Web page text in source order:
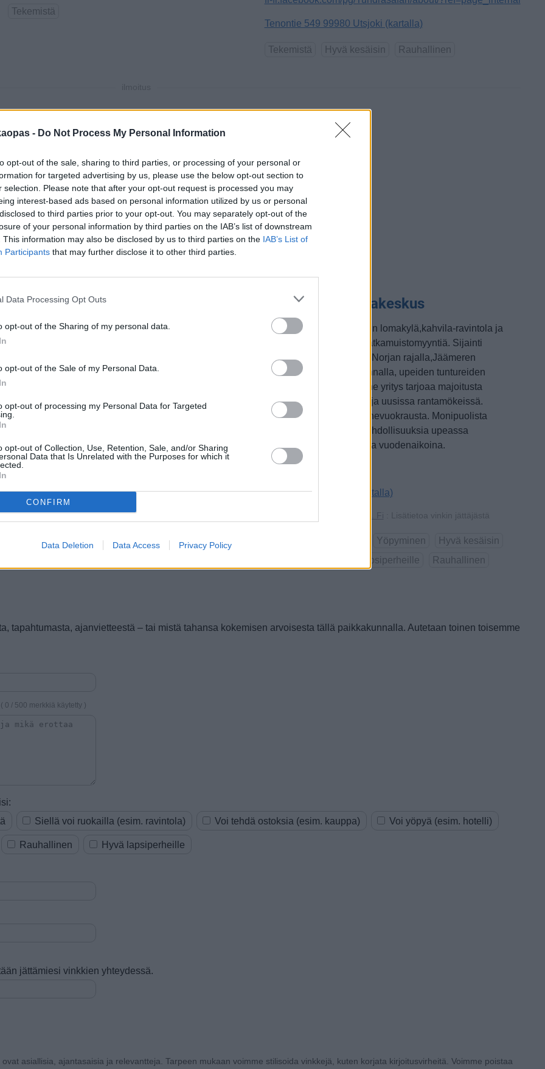
- Do Not Process My Personal Information
opt-out of the sale, sharing to third parties, or processing of your personal or
for targeted advertising by us, please use the below opt-out section to
selection. Please note that after your opt-out request is processed you may
interest-based ads based on personal information utilized by us or personal
to third parties prior to your opt-out. You may separately opt-out of the
of your personal information by third parties on the IAB’s list of downstream
This information may also be disclosed by us to third parties on the IAB’s List of
Participants that may further disclose it to other third parties.
Data Processing Opt Outs
opt-out of the Sharing of my personal data.
opt-out of the Sale of my Personal Data.
opt-out of processing my Personal Data for Targeted
opt-out of Collection, Use, Retention, Sale, and/or Sharing
Data that Is Unrelated with the Purposes for which it
CONFIRM
Data Deletion Data Access Privacy Policy
Tekemistä
Tenontie 549 99980 Utsjoki (kartalla)
Tekemistä Hyvä kesäisin Rauhallinen
Lomakylä Valle / Holiday Village Valle
Lomakylä Valle on saamelainen, perheomisteinen
korkean tason ravintola, sekä kotoisia mökkejä, joista
loistavat ulkoilumahdollisuudet, lähellä on Paistunturin ja
Kaldoaivin erämaa-alueet ja Norja näkyy vastarannalla
aktiviteetteja sekä vuokravälineitä ympäri vuoden.
www.holidayvillagevalle.fi
Ellintie 25, 99980 Utsjoki (kartalla)
Rauhallinen
Nuorgamin Lomakeskus
Suomen ja EU:n pohjoisin lomakylä,kahvila-ravintola ja
karavaani-alue, myös matkamuistomyyntiä. Sijainti
Nuorgamin kylällä,aivan Norjan rajalla,Jäämeren
kainalossa, Tenojoen rannalla, upeiden tuntureiden
ympäröimänä. Pieni perhe yritys tarjoaa majoitusta
mökeissä,huoneistoissa ja uusissa rantamökeissä.
Ohjelmapalveluja ja välinevuokrausta. Monipuolista
virkistys- ja aktiviteettimahdollisuuksia upeassa
tunturimaastossa kaikkina vuodenaikoina.
Nuorgamintie 4401d (kartalla)
www.nuorgaminlomakeskus. Fi : Lisätietoa vinkin jättäjästä
Yöpyminen
Hyvä kesäisin
Hyvä lapsiperheille Rauhallinen
tapahtumasta, ajanvietteestä – tai mistä tahansa kokemisen arvoisesta tällä paikkakunnalla. Autetaan toinen toisemme
( 0 / 500 merkkiä käytetty )
Siellä voi ruokailla (esim. ravintola) Voi tehdä ostoksia (esim. kauppa) Voi yöpyä (esim. hotelli)
Rauhallinen Hyvä lapsiperheille
jättämiesi vinkkien yhteydessä.
asiallisia, ajantasaisia ja relevantteja. Tarpeen mukaan voimme stilisoida vinkkejä, kuten korjata kirjoitusvirheitä. Voimme poistaa